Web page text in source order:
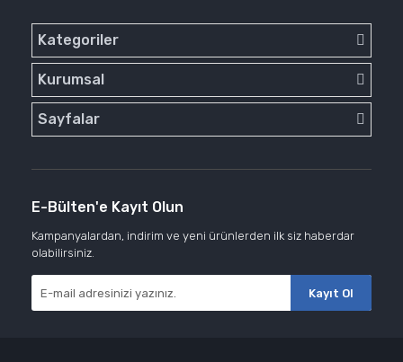
Kategoriler
Kurumsal
Sayfalar
E-Bülten'e Kayıt Olun
Kampanyalardan, indirim ve yeni ürünlerden ilk siz haberdar
olabilirsiniz.
Kayıt Ol